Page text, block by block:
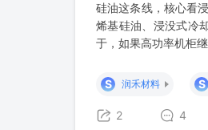
硅油这条线，核心看浸
烯基硅油、浸没式冷
于，如果高功率机柜
产品，而是有没有持
S 润禾材料 S
2 4